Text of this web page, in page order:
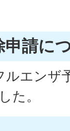
申請に
エンザ
た。